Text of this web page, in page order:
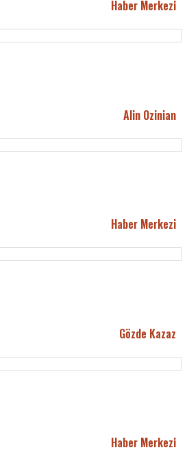
Haber Merkezi
Alin Ozinian
Haber Merkezi
Gözde Kazaz
Haber Merkezi